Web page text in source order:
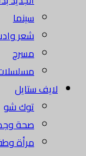
سينما
شعر
مسرح
مسلسلات
لايف ستايل
توك شو
صحة
مرأة